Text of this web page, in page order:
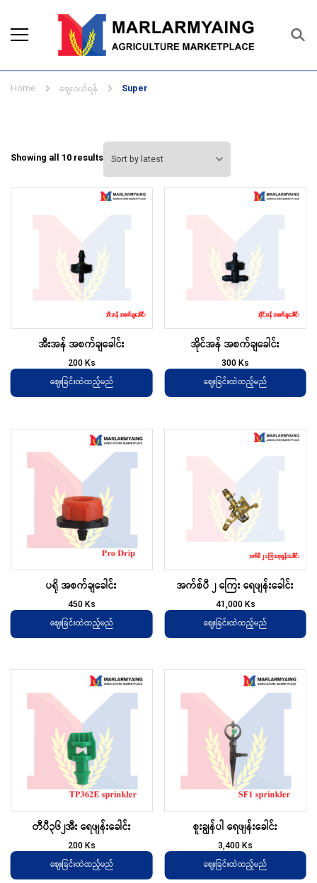
Marketplace
business solutions.
Home ဈေးဝယ်ရန် Super
Showing all 10 resultsSorted
latest
အီးအန် အစက်ချခေါင်း
200 Ks
ဈေးခြင်းထဲထည့်မည်
အိုင်အန် အစက်ချခေါင်း
300Ks
ဈေးခြင်းထဲထည့်မည်
ပရို အစက်ချခေါင်း
450 Ks
ဈေးခြင်းထဲထည့်မည်
အက်စ်ပီ ၂ ကြေး ရေဖျန်းခေါင်း
41,000 Ks
ဈေးခြင်းထဲထည့်မည်
တီပီ၃၆၂အီး ရေဖျန်းခေါင်း
200 Ks
ဈေးခြင်းထဲထည့်မည်
စူးချွန်ပါ ရေဖျန်းခေါင်း
3,400Ks
ဈေးခြင်းထဲထည့်မည်